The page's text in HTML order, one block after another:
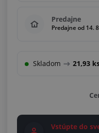
Predajne
Predajne od 14.
Skladom 21,93
Vstúpte do